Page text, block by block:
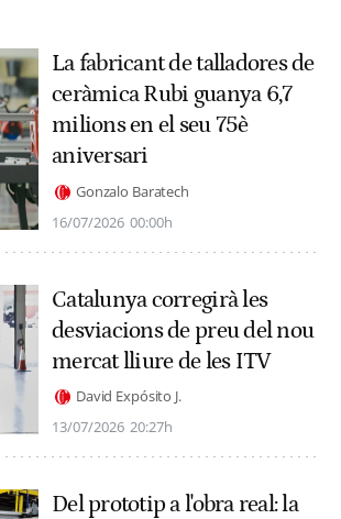
La fabricant de talladores de
ceràmica Rubi guanya 6,7
milions en el seu 75è
aniversari
Gonzalo Baratech
16/07/2026 00:00h
Catalunya corregirà les
desviacions de preu del nou
mercat lliure de les ITV
David Expósito J.
13/07/2026 20:27h
Del prototip a l'obra real: la